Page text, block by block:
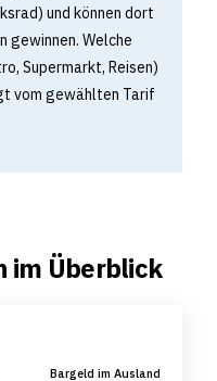
und können dort
gewinnen. Welche
Supermarkt, Reisen)
vom gewählten Tarif
im Überblick
Bargeld im Ausland